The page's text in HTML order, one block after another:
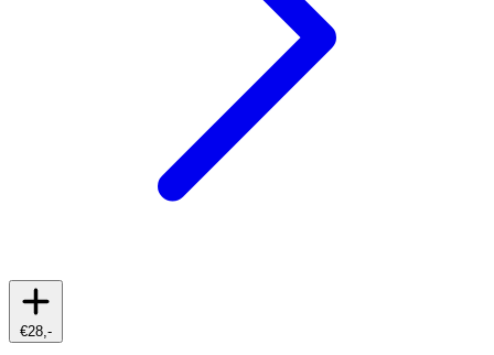
€28,-